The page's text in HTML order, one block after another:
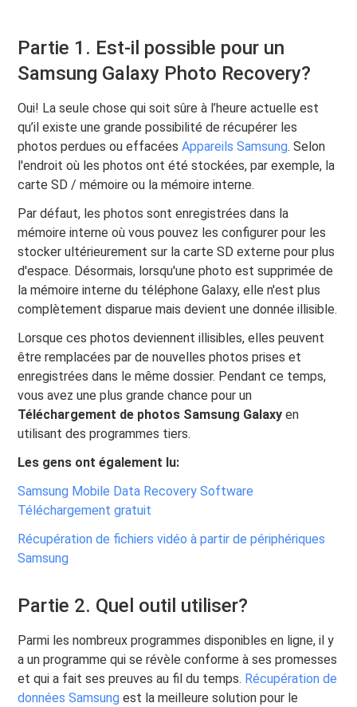
Partie 1. Est-il possible pour un
Samsung Galaxy Photo Recovery?
Oui! La seule chose qui soit sûre à l’heure actuelle est
qu’il existe une grande possibilité de récupérer les
photos perdues ou effacéesAppareils Samsung. Selon
l'endroit où les photos ont été stockées, par exemple, la
carte SD / mémoire ou la mémoire interne.
Par défaut, les photos sont enregistrées dans la
mémoire interne où vous pouvez les configurer pour les
stocker ultérieurement sur la carte SD externe pour plus
d'espace. Désormais, lorsqu'une photo est supprimée de
la mémoire interne du téléphone Galaxy, elle n'est plus
complètement disparue mais devient une donnée illisible.
Lorsque ces photos deviennent illisibles, elles peuvent
être remplacées par de nouvelles photos prises et
enregistrées dans le même dossier. Pendant ce temps,
vous avez une plus grande chance pour un
Téléchargement de photos Samsung Galaxy en
utilisant des programmes tiers.
Les gens ont également lu:
Samsung Mobile Data Recovery Software
Téléchargement gratuit
Récupération de fichiers vidéo à partir de périphériques
Samsung
Partie 2. Quel outil utiliser?
Parmi les nombreux programmes disponibles en ligne, il y
a un programme qui se révèle conforme à ses promesses
et qui a fait ses preuves au fil du temps. Récupération de
données Samsung est la meilleure solution pour le